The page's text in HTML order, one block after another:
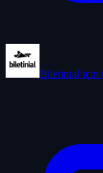
Biletinial için